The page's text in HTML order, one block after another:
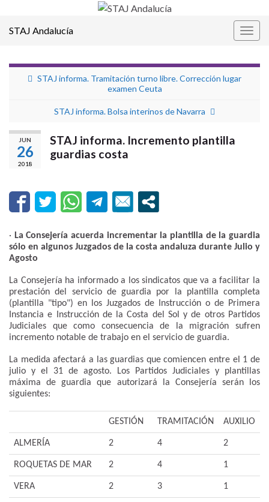
STAJ Andalucía
STAJ informa. Tramitación turno libre. Corrección lugar
examen Ceuta
STAJ informa. Bolsa interinos de Navarra
JUN
26
2018
STAJ informa. Incremento plantilla
guardias costa
· La Consejería acuerda incrementar la plantilla de la guardia
sólo en algunos Juzgados de la costa andaluza durante Julio y
Agosto
La Consejería ha informado a los sindicatos que va a facilitar la
prestación del servicio de guardia por la plantilla completa
(plantilla "tipo") en los Juzgados de Instrucción o de Primera
Instancia e Instrucción de la Costa del Sol y de otros Partidos
Judiciales que como consecuencia de la migración sufren
incremento notable de trabajo en el servicio de guardia.
La medida afectará a las guardias que comiencen entre el 1 de
julio y el 31 de agosto. Los Partidos Judiciales y plantillas
máxima de guardia que autorizará la Consejería serán los
siguientes:
GESTIÓN TRAMITACIÓN AUXILIO
ALMERÍA 2 4 2
ROQUETAS DE MAR 2 4 1
VERA 2 3 1